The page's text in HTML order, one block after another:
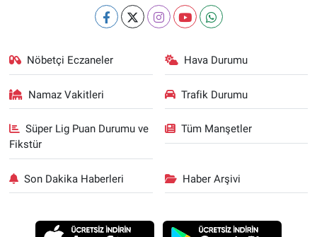
Nöbetçi Eczaneler Hava Durumu
Namaz Vakitleri Trafik Durumu
Süper Lig Puan Durumu ve
Fikstür
Tüm Manşetler
Son Dakika Haberleri Haber Arşivi